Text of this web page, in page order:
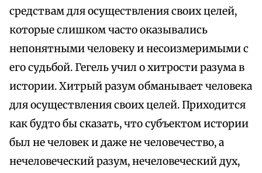
средствам для осуществления своих целей,
которые слишком часто оказывались
непонятными человеку и несоизмеримыми с
его судьбой. Гегель учил о хитрости разума в
истории. Хитрый разум обманывает человека
для осуществления своих целей. Приходится
как будто бы сказать, что субъектом истории
был не человек и даже не человечество, а
нечеловеческий разум, нечеловеческий дух,